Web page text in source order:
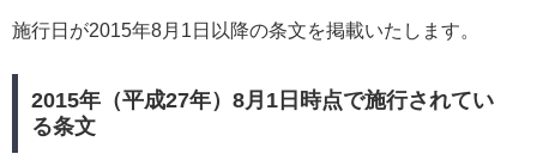
施行日が2015年8月1日以降の条文を掲載いたします。
2015年（平成27年）8月1日時点で施行されてい
る条文